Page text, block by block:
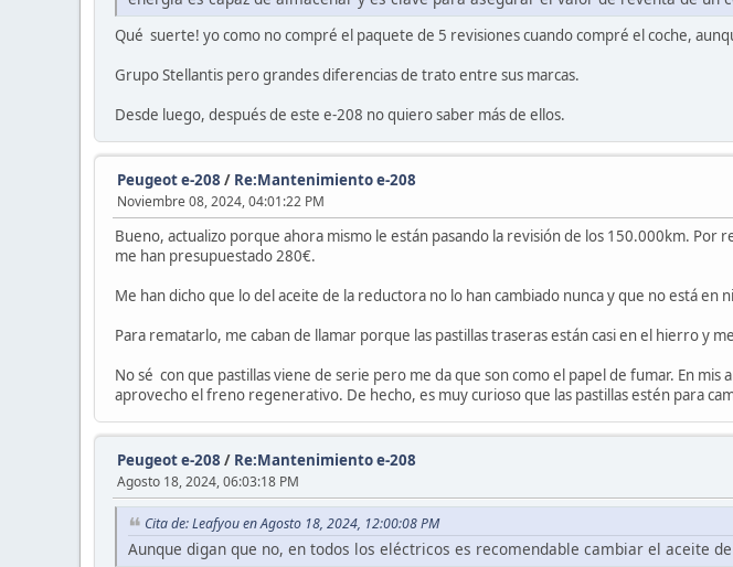
Qué suerte! yo como no compré el paquete de 5 revisiones cuando compré el coche,
Grupo Stellantis pero grandes diferencias de trato entre sus marcas.
Desde luego, después de este e-208 no quiero saber más de ellos.
Peugeot e-208 / Re:Mantenimiento e-208
Noviembre 08, 2024, 04:01:22 PM
Bueno, actualizo porque ahora mismo le están pasando la revisión de los 150.000km.
me han presupuestado 280€.
Me han dicho que lo del aceite de la reductora no lo han cambiado nunca y que no está
Para rematarlo, me caban de llamar porque las pastillas traseras están casi en el hierro y
No sé con que pastillas viene de serie pero me da que son como el papel de fumar. En
aprovecho el freno regenerativo. De hecho, es muy curioso que las pastillas estén para
Peugeot e-208 / Re:Mantenimiento e-208
Agosto 18, 2024, 06:03:18 PM
Cita de: Leafyou en Agosto 18, 2024, 12:00:08 PM
Aunque digan que no, en todos los eléctricos es recomendable cambiar el aceite